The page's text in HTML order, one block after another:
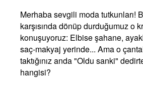
Merhaba sevgili moda tutkunları!
karşısında dönüp durduğumuz o
konuşuyoruz: Elbise şahane,
saç-makyaj yerinde... Ama o
taktığınız anda "Oldu sanki"
hangisi?